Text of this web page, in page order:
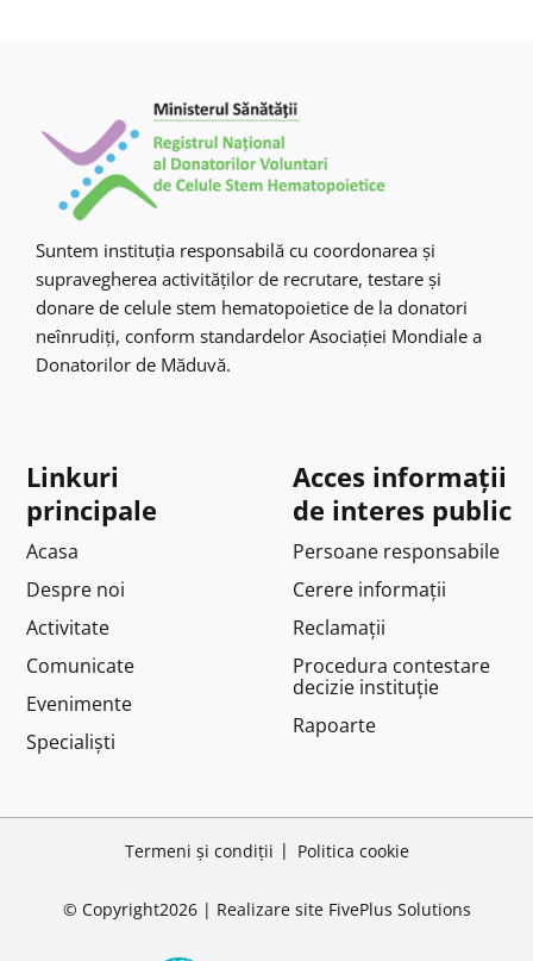
Suntem instituţia responsabilă cu coordonarea şi
supravegherea activităţilor de recrutare, testare şi
donare de celule stem hematopoietice de la donatori
neînrudiţi, conform standardelor Asociaţiei Mondiale a
Donatorilor de Măduvă.
Linkuri
principale
Acasa
Despre noi
Activitate
Comunicate
Evenimente
Specialiști
Acces informații
de interes public
Persoane responsabile
Cerere informații
Reclamații
Procedura contestare
decizie instituție
Rapoarte
Termeni și condiții Politica cookie
© Copyright2026 | Realizare site FivePlus Solutions